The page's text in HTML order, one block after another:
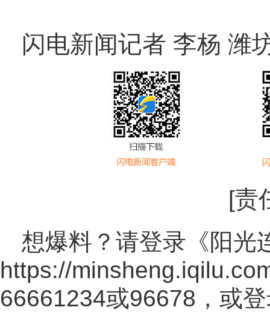
闪电新闻记者 李杨 潍
[责
想爆料？请登录《阳光
https://
66661234或96678，或